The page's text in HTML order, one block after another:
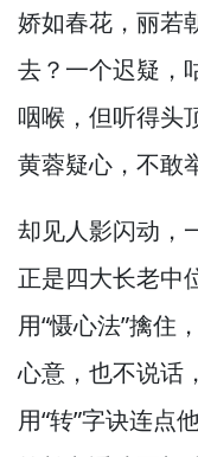
娇如春花， 丽若
去？ 一个迟疑，
咽喉， 但听得头
黄蓉疑心， 不敢
却见人影闪动，
正是四大长老中
用“慑心法”擒住，
心意， 也不说话，
用“转”字诀连点